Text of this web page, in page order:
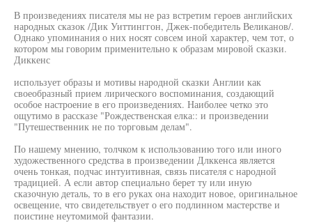
В произведениях писателя мы не раз встретим героев английских
народных сказок /Дик Уиттинггон, Джек-победитель Великанов/.
Однако упоминания о них носят совсем иной характер, чем тот, о
котором мы говорим применительно к образам мировой сказки.
Диккенс
использует образы и мотивы народной сказки Англии как
своеобразный прием лирического воспоминания, создающий
особое настроение в его произведениях. Наиболее четко это
ощутимо в рассказе "Рождественская елка:: и произведении
"Путешественник не по торговым делам".
По нашему мнению, толчком к использованию того или иного
художественного средства в произведении Длккенса является
очень тонкая, подчас интуитивная, связь писателя с народной
традицией. А если автор специально берет ту или иную
сказочную деталь, то в его руках она находит новое, оригинальное
освещение, что свидетельствует о его подлинном мастерстве и
поистине неутомимой фантазии.